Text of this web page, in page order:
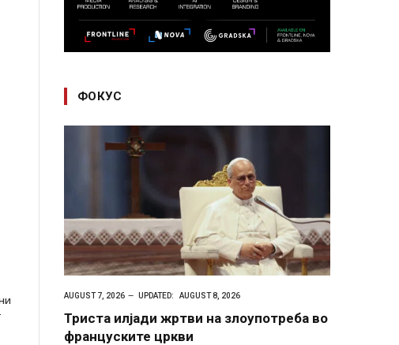
ФОКУС
AUGUST 7, 2026 UPDATED: AUGUST 8, 2026
Триста илјади жртви на злоупотреба во
француските цркви